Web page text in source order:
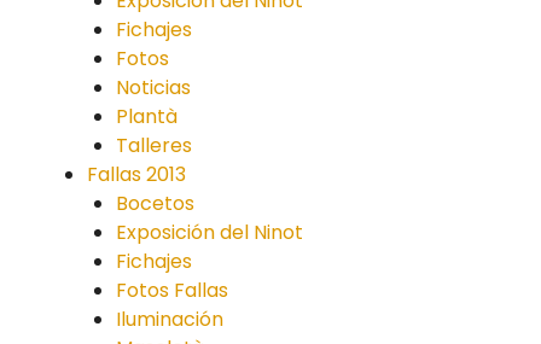
Fichajes
Fotos
Noticias
Plantà
Talleres
Fallas 2013
Bocetos
Exposición del Ninot
Fichajes
Fotos Fallas
Iluminación